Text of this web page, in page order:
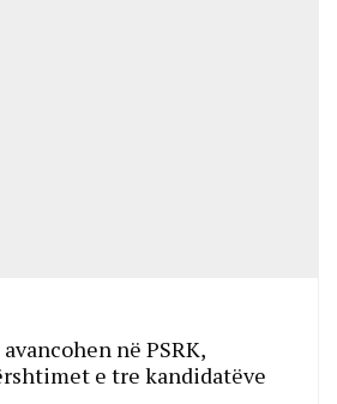
në PSRK,
e tre kandidatëve